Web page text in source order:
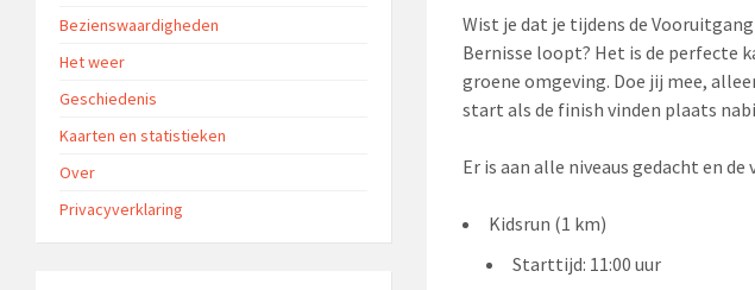
Wist je dat je tijdens de
Bernisse loopt? Het is de perfecte
groene omgeving. Doe jij mee,
start als de finish vinden plaats
Er is aan alle niveaus gedacht en
Kidsrun (1 km)
Starttijd: 11:00 uur
Bezienswaardigheden
Het weer
Geschiedenis
Kaarten en statistieken
Over
Privacyverklaring